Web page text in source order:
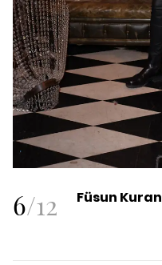
6/12 Füsun Kuran